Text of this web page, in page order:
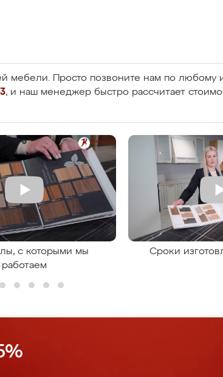
мебели. Просто позвоните нам по любому
, и наш менеджер быстро рассчитает
с которыми мы
работаем
Сроки